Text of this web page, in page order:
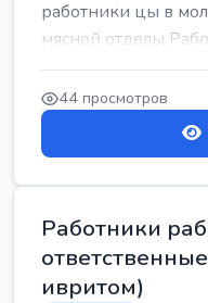
работники цы в
мясной отделы
44 просмотров
Работники
ивритом)